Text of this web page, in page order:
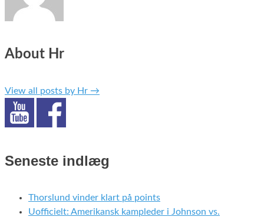
About Hr
View all posts by Hr →
Seneste indlæg
Thorslund vinder klart på points
Uofficielt: Amerikansk kampleder i Johnson vs.